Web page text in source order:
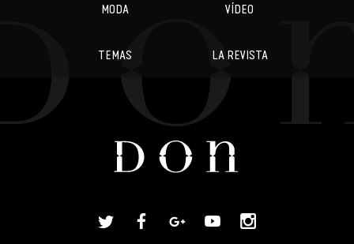
MODA VÍDEO
TEMAS LA REVISTA